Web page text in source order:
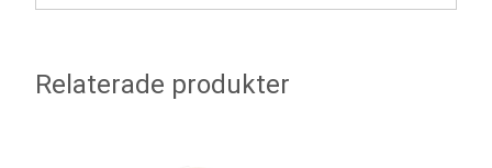
Relaterade produkter